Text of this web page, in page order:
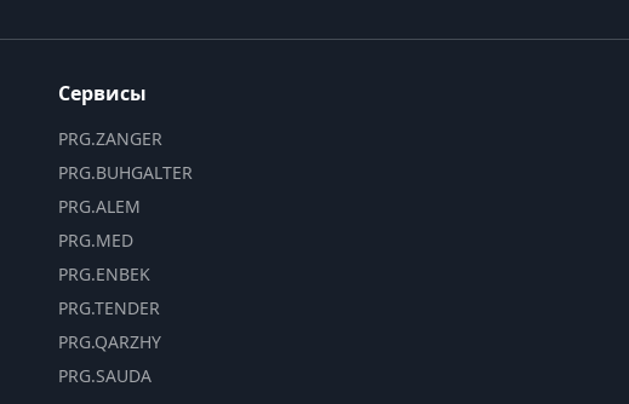
Сервисы
PRG.ZANGER
PRG.BUHGALTER
PRG.ALEM
PRG.MED
PRG.ENBEK
PRG.TENDER
PRG.QARZHY
PRG.SAUDA